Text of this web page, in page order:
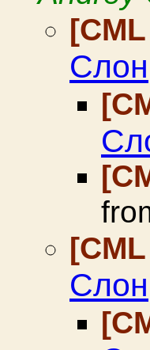
Слон
Слон